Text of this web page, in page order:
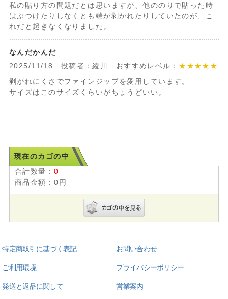
私の貼り方の問題だとは思いますが、他ののりで貼った時
はぶつけたりしなくとも端が剥がれたりしていたのが、こ
れだと起きなくなりました。
なんだかんだ
2025/11/18 投稿者：綾川 おすすめレベル： ★★★★★
剥がれにくさでファインジップを愛用しています。
サイズはこのサイズくらいがちょうどいい。
現在のカゴの中
合計数量：0
商品金額：0円
特定商取引に基づく表記 お問い合わせ
ご利用環境 プライバシーポリシー
発送と返品に関して 営業案内